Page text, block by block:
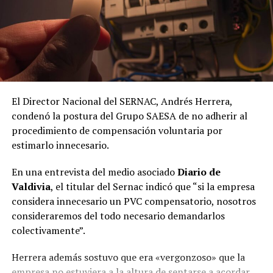
Las empresas que subestiman la importancia de la salud
mental enfrentan costos significativos, tanto en
términos de recursos humanos como financieros. Un
ambiente laboral tóxico, donde el acoso y la presión
trabajadores, sino que también daña la reputación de la
organización y su capacidad para atraer y retener
talento.
Ante esta problemática, la Ley Karin, aprobada en Chile,
se presenta como un hito fundamental para garantizar
la protección de los trabajadores frente al acoso laboral
y el estrés excesivo.
Inspirada en el trágico caso de Karin, una trabajadora
El Director Nacional del SERNAC, Andrés Herrera,
condenó la postura del Grupo SAESA de no adherir al
procedimiento de compensación voluntaria por
estimarlo innecesario.
En una entrevista del medio asociadoDiario de
Valdivia, el titular del Sernac indicó que “si la empresa
considera innecesario un PVC compensatorio, nosotros
consideraremos del todo necesario demandarlos
colectivamente”.
Herrera además sostuvo que era «vergonzoso» que la